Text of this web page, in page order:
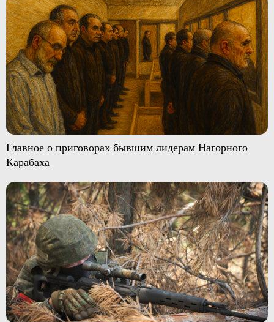
Главное о приговорах бывшим лидерам Нагорного
Карабаха